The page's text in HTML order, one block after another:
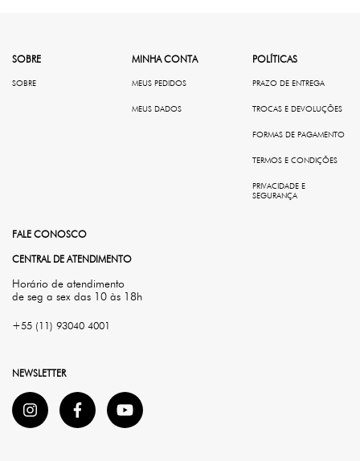
SOBRE
SOBRE
MINHA CONTA
MEUS PEDIDOS
MEUS DADOS
POLÍTICAS
PRAZO DE ENTREGA
TROCAS E DEVOLUÇÕES
FORMAS DE PAGAMENTO
TERMOS E CONDIÇÕES
PRIVACIDADE E
SEGURANÇA
FALE CONOSCO
CENTRAL DE ATENDIMENTO
Horário de atendimento
de seg a sex das 10 às 18h
+55 (11) 93040 4001
NEWSLETTER